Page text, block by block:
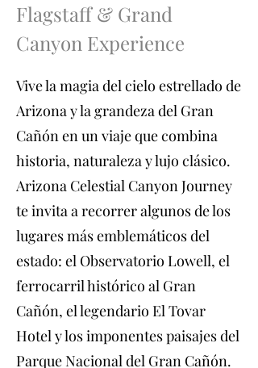
Flagstaff & Grand
Canyon Experience
Vive la magia del cielo estrellado de
Arizona y la grandeza del Gran
Cañón en un viaje que combina
historia, naturaleza y lujo clásico.
Arizona Celestial Canyon Journey
te invita a recorrer algunos de los
lugares más emblemáticos del
estado: el Observatorio Lowell, el
ferrocarril histórico al Gran
Cañón, el legendario El Tovar
Hotel y los imponentes paisajes del
Parque Nacional del Gran Cañón.